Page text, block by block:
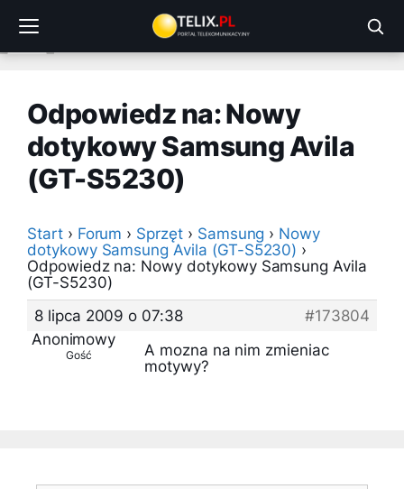
treści
Odpowiedz na: Nowy
dotykowy Samsung Avila
(GT-S5230)
Start › Forum › Sprzęt › Samsung › Nowy
dotykowy Samsung Avila (GT-S5230) ›
Odpowiedz na: Nowy dotykowy Samsung Avila
(GT-S5230)
8 lipca 2009 o 07:38
#173804
Anonimowy
Gość
A mozna na nim zmieniac
motywy?